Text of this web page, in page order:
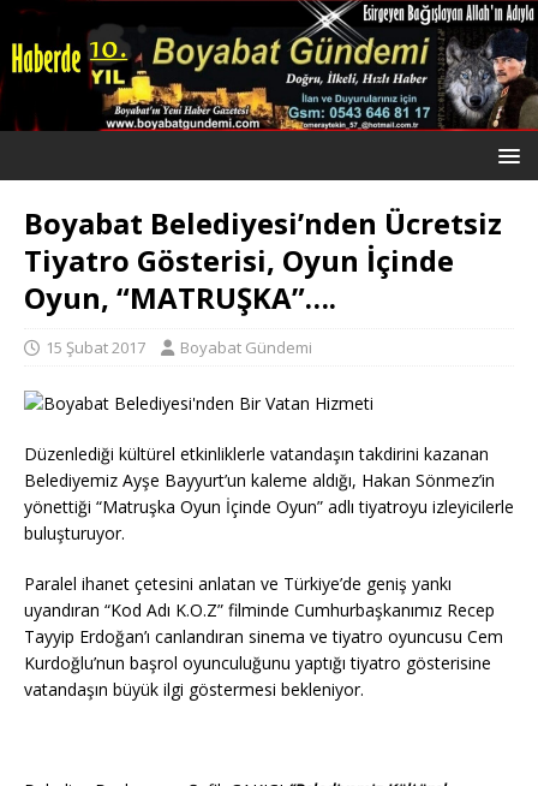
Boyabat Belediyesi’nden Ücretsiz
Tiyatro Gösterisi, Oyun İçinde
Oyun, “MATRUŞKA”….
15 Şubat 2017 Boyabat Gündemi
Düzenlediği kültürel etkinliklerle vatandaşın takdirini kazanan
Belediyemiz Ayşe Bayyurt’un kaleme aldığı, Hakan Sönmez’in
yönettiği “Matruşka Oyun İçinde Oyun” adlı tiyatroyu izleyicilerle
buluşturuyor.
Paralel ihanet çetesini anlatan ve Türkiye’de geniş yankı
uyandıran “Kod Adı K.O.Z” filminde Cumhurbaşkanımız Recep
Tayyip Erdoğan’ı canlandıran sinema ve tiyatro oyuncusu Cem
Kurdoğlu’nun başrol oyunculuğunu yaptığı tiyatro gösterisine
vatandaşın büyük ilgi göstermesi bekleniyor.